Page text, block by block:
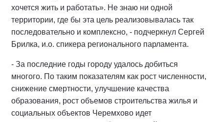
хочется жить и работать». Не знаю ни одной
территории, где бы эта цель реализовывалась так
последовательно и комплексно, - подчеркнул Сергей
Брилка, и.о. спикера регионального парламента.
- За последние годы городу удалось добиться
многого. По таким показателям как рост численности,
снижение смертности, улучшение качества
образования, рост объемов строительства жилья и
социальных объектов Черемхово идет